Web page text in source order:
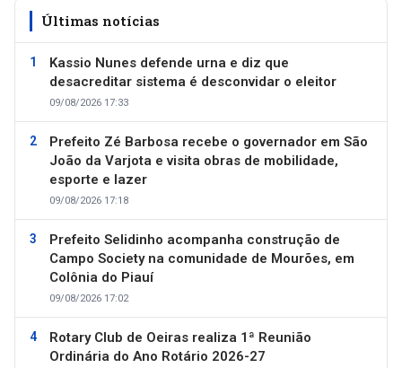
Últimas notícias
Kassio Nunes defende urna e diz que
desacreditar sistema é desconvidar o eleitor
09/08/2026 17:33
Prefeito Zé Barbosa recebe o governador em São
João da Varjota e visita obras de mobilidade,
esporte e lazer
09/08/2026 17:18
Prefeito Selidinho acompanha construção de
Campo Society na comunidade de Mourões, em
Colônia do Piauí
09/08/2026 17:02
Rotary Club de Oeiras realiza 1ª Reunião
Ordinária do Ano Rotário 2026-27